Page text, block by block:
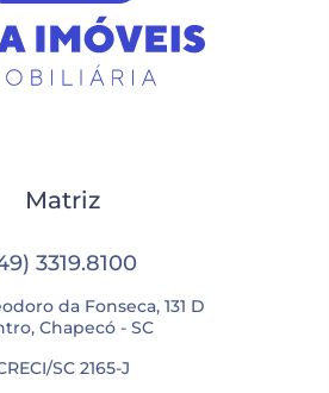
Matriz
3319.8100
da Fonseca, 131 D
Chapecó - SC
SC 2165-J